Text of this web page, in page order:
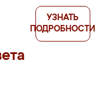
УЗНАТЬ
ПОДРОБНОСТИ